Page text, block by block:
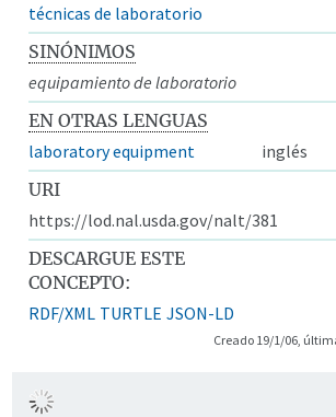
técnicas de laboratorio
SINÓNIMOS
equipamiento de laboratorio
EN OTRAS LENGUAS
laboratory equipment
inglés
URI
https://lod.nal.usda.gov/nalt/381
DESCARGUE ESTE
CONCEPTO:
RDF/XML TURTLE JSON-LD
Creado 19/1/06,